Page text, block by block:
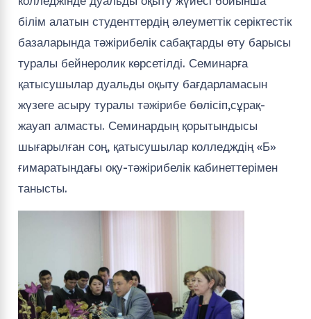
білім алатын студенттердің әлеуметтік серіктестік
базаларында тәжірибелік сабақтарды өту барысы
туралы бейнеролик көрсетілді. Семинарға
қатысушылар дуальды оқыту бағдарламасын
жүзеге асыру туралы тәжірибе бөлісіп,сұрақ-
жауап алмасты. Семинардың қорытындысы
шығарылған соң, қатысушылар колледждің «Б»
ғимаратындағы оқу-тәжірибелік кабинеттерімен
танысты.